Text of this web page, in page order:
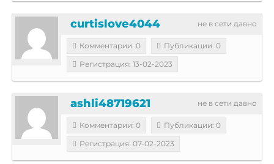
не в сети давно
curtislove4044
Комментарии: 0
Публикации: 0
Регистрация: 13-02-2023
не в сети давно
ashli48719621
Комментарии: 0
Публикации: 0
Регистрация: 07-02-2023